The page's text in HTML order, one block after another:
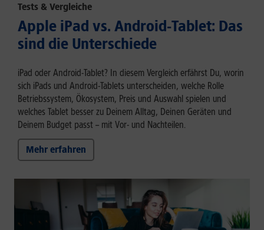
Tests & Vergleiche
Apple iPad vs. Android-Tablet: Das
sind die Unterschiede
iPad oder Android-Tablet? In diesem Vergleich erfährst Du, worin
sich iPads und Android-Tablets unterscheiden, welche Rolle
Betriebssystem, Ökosystem, Preis und Auswahl spielen und
welches Tablet besser zu Deinem Alltag, Deinen Geräten und
Deinem Budget passt – mit Vor- und Nachteilen.
Mehr erfahren